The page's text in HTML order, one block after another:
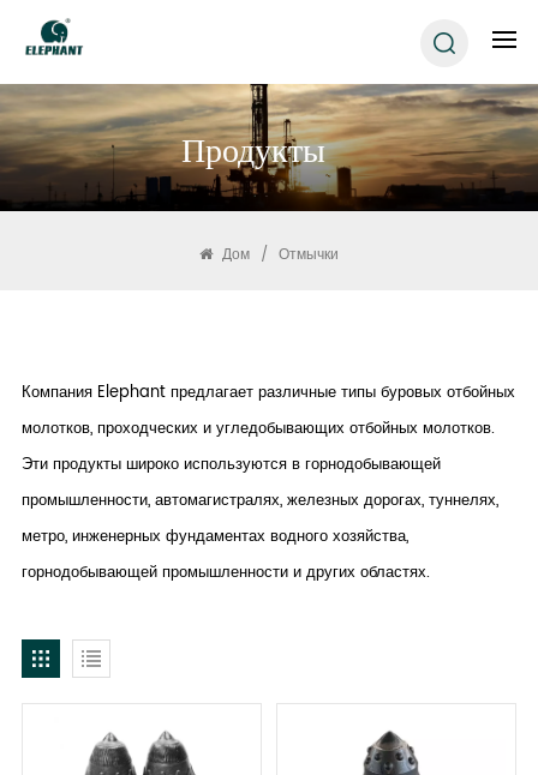
Продукты
Дом / Отмычки
Компания Elephant предлагает различные типы буровых отбойных
молотков, проходческих и угледобывающих отбойных молотков.
Эти продукты широко используются в горнодобывающей
промышленности, автомагистралях, железных дорогах, туннелях,
метро, инженерных фундаментах водного хозяйства,
горнодобывающей промышленности и других областях.